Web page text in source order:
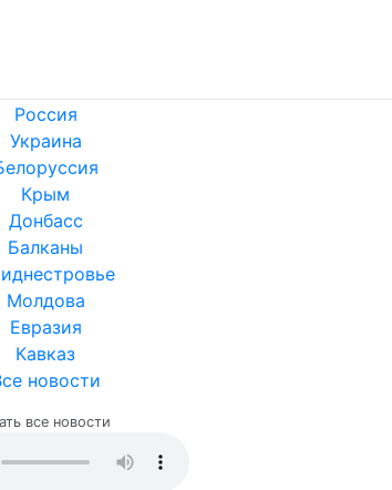
Россия
Украина
Крым
Донбасс
Балканы
Молдова
Евразия
Кавказ
новости
все новости